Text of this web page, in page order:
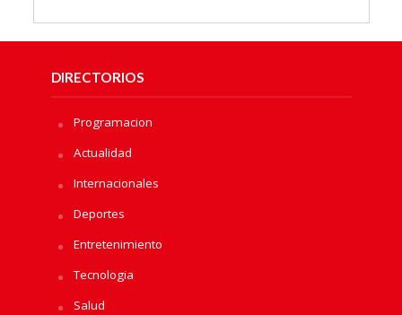
DIRECTORIOS
Programacion
Actualidad
Internacionales
Deportes
Entretenimiento
Tecnologia
Salud